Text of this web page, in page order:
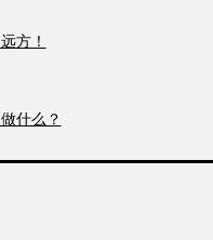
我独立，自我觉醒
）
方！
什么？